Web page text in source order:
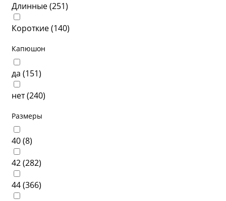
Длинные (251)
Короткие (140)
Капюшон
да (151)
нет (240)
Размеры
40 (8)
42 (282)
44 (366)